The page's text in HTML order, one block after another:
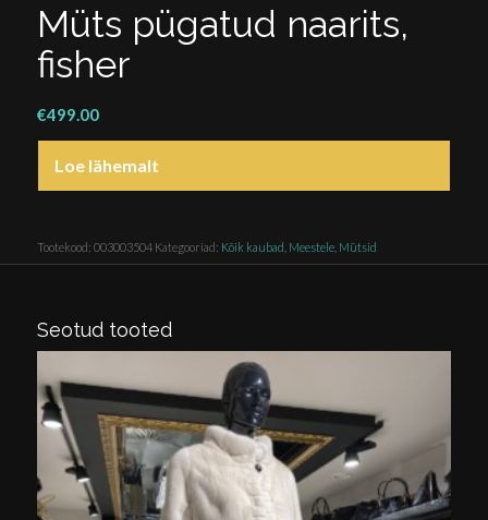
Müts pügatud naarits,
fisher
€499.00
Loe lähemalt
Tootekood: 003003504 Kategooriad: Kõik kaubad Meestele, Mütsid
Seotud tooted